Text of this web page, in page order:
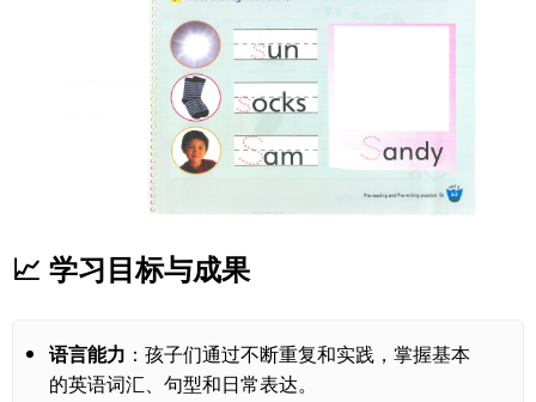
📈 学习目标与成果
语言能力 ：孩子们通过不断重复和实践，掌握基本
的英语词汇、句型和日常表达。